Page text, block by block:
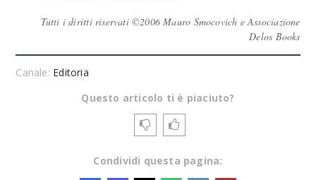
Tutti i diritti riservati ©2006 Mauro Smocovich e Associazione
Delos Books
Canale: Editoria
Questo articolo ti è piaciuto?
Condividi questa pagina: